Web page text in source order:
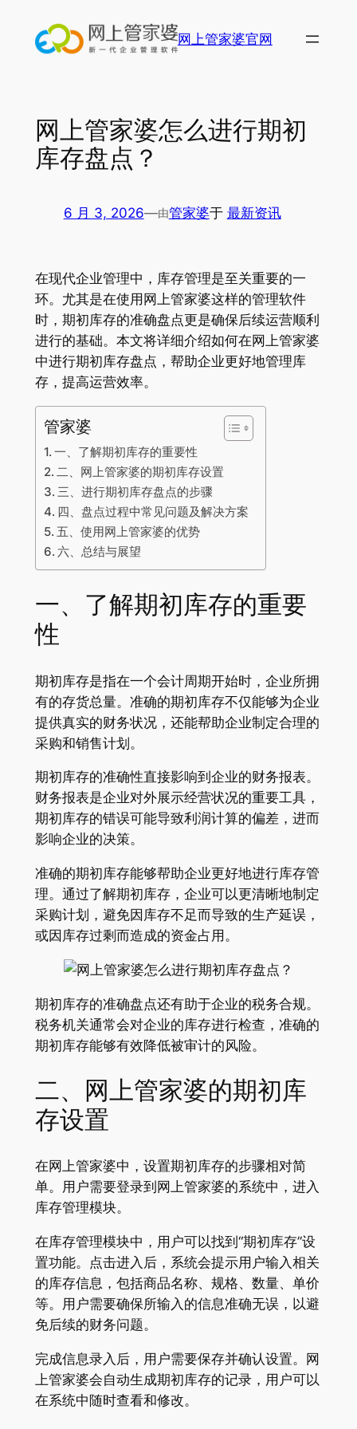
网上管家婆官网
网上管家婆怎么进行期初
库存盘点？
6 月 3, 2026—由管家婆于 最新资讯
在现代企业管理中，库存管理是至关重要的一
环。尤其是在使用网上管家婆这样的管理软件
时，期初库存的准确盘点更是确保后续运营顺利
进行的基础。本文将详细介绍如何在网上管家婆
中进行期初库存盘点，帮助企业更好地管理库
存，提高运营效率。
管家婆
一、了解期初库存的重要性
二、网上管家婆的期初库存设置
三、进行期初库存盘点的步骤
四、盘点过程中常见问题及解决方案
五、使用网上管家婆的优势
六、总结与展望
一、了解期初库存的重要
性
期初库存是指在一个会计周期开始时，企业所拥
有的存货总量。准确的期初库存不仅能够为企业
提供真实的财务状况，还能帮助企业制定合理的
采购和销售计划。
期初库存的准确性直接影响到企业的财务报表。
财务报表是企业对外展示经营状况的重要工具，
期初库存的错误可能导致利润计算的偏差，进而
影响企业的决策。
准确的期初库存能够帮助企业更好地进行库存管
理。通过了解期初库存，企业可以更清晰地制定
采购计划，避免因库存不足而导致的生产延误，
或因库存过剩而造成的资金占用。
期初库存的准确盘点还有助于企业的税务合规。
税务机关通常会对企业的库存进行检查，准确的
期初库存能够有效降低被审计的风险。
二、网上管家婆的期初库
存设置
在网上管家婆中，设置期初库存的步骤相对简
单。用户需要登录到网上管家婆的系统中，进入
库存管理模块。
在库存管理模块中，用户可以找到“期初库存”设
置功能。点击进入后，系统会提示用户输入相关
的库存信息，包括商品名称、规格、数量、单价
等。用户需要确保所输入的信息准确无误，以避
免后续的财务问题。
完成信息录入后，用户需要保存并确认设置。网
上管家婆会自动生成期初库存的记录，用户可以
在系统中随时查看和修改。